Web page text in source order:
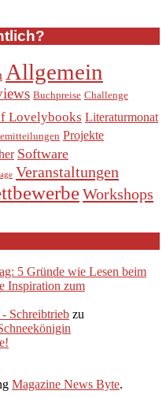
Allgemein
Buchpreise Challenge
Lovelybooks Literaturmonat
Projekte
Software
Veranstaltungen
Workshops
5 Gründe wie Lesen beim
Inspiration zum
Schreibtrieb zu
Magazine News Byte.